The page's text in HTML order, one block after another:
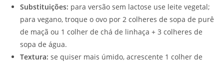
Substituições: para versão sem lactose use leite vegetal;
para vegano, troque o ovo por 2 colheres de sopa de purê
de maçã ou 1 colher de chá de linhaça + 3 colheres de
sopa de água.
Textura: se quiser mais úmido, acrescente 1 colher de